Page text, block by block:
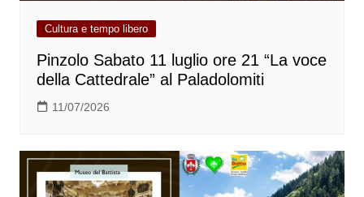
Cultura e tempo libero
Pinzolo Sabato 11 luglio ore 21 “La voce
della Cattedrale” al Paladolomiti
11/07/2026